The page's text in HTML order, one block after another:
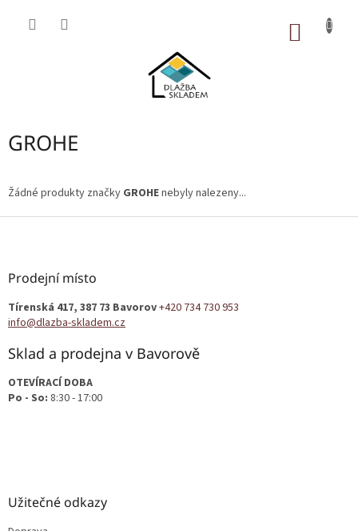
GROHE
Žádné produkty značky GROHEnebyly nalezeny...
Z
Prodejní místo
Tírenská 417, 387 73 Bavorov+420 734 730 953
info@dlazba-skladem.cz
Sklad a prodejna v Bavorově
OTEVÍRACÍ DOBA
Po - So: 8:30 - 17:00
Užitečné odkazy